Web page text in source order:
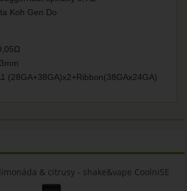
Koh Gen Do
(28GA+38GA)x2+Ribbon(38GAx24GA)
& citrusy - shake&vape CoolniSE